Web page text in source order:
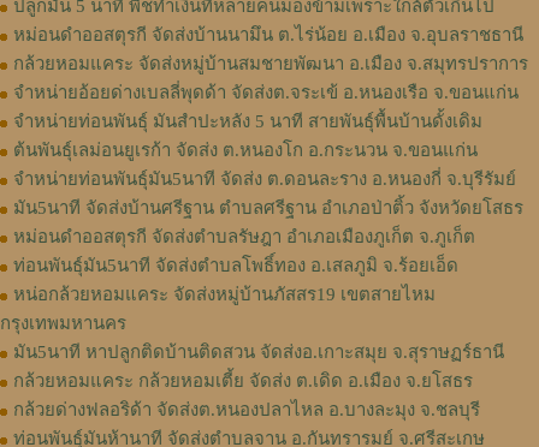
ปลูกมัน 5 นาที พืชทำเงินที่หลายคนมองข้ามเพราะใกล้ตัวเกินไป
หม่อนดำออสตุรกี จัดส่งบ้านนามึน ต.ไร่น้อย อ.เมือง จ.อุบลราชธานี
กล้วยหอมแคระ จัดส่งหมู่บ้านสมชายพัฒนา อ.เมือง จ.สมุทรปราการ
จำหน่ายอ้อยด่างเบลลี่พุดด้า จัดส่งต.จระเข้ อ.หนองเรือ จ.ขอนแก่น
จำหน่ายท่อนพันธุ์ มันสำปะหลัง 5 นาที สายพันธุ์พื้นบ้านดั้งเดิม
ต้นพันธุ์เลม่อนยูเรก้า จัดส่ง ต.หนองโก อ.กระนวน จ.ขอนแก่น
จำหน่ายท่อนพันธุ์มัน5นาที จัดส่ง ต.ดอนละราง อ.หนองกี่ จ.บุรีรัมย์
มัน5นาที จัดส่งบ้านศรีฐาน ตำบลศรีฐาน อำเภอป่าติ้ว จังหวัดยโสธร
หม่อนดำออสตุรกี จัดส่งตำบลรัษฎา อำเภอเมืองภูเก็ต จ.ภูเก็ต
ท่อนพันธุ์มัน5นาที จัดส่งตำบลโพธิ์ทอง อ.เสลภูมิ จ.ร้อยเอ็ด
หน่อกล้วยหอมแคระ จัดส่งหมู่บ้านภัสสร19 เขตสายไหม
กรุงเทพมหานคร
มัน5นาที หาปลูกติดบ้านติดสวน จัดส่งอ.เกาะสมุย จ.สุราษฏร์ธานี
กล้วยหอมแคระ กล้วยหอมเตี้ย จัดส่ง ต.เดิด อ.เมือง จ.ยโสธร
กล้วยด่างฟลอริด้า จัดส่งต.หนองปลาไหล อ.บางละมุง จ.ชลบุรี
ท่อนพันธุ์มันห้านาที จัดส่งตำบลจาน อ.กันทรารมย์ จ.ศรีสะเกษ